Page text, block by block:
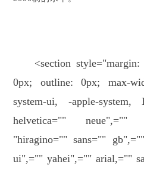
<section
0px; outline: 0px; max-
system-ui, -apple-system,
helvetica="" neue",=""
"hiragino="" sans=""
ui",="" yahei",="" arial,=""